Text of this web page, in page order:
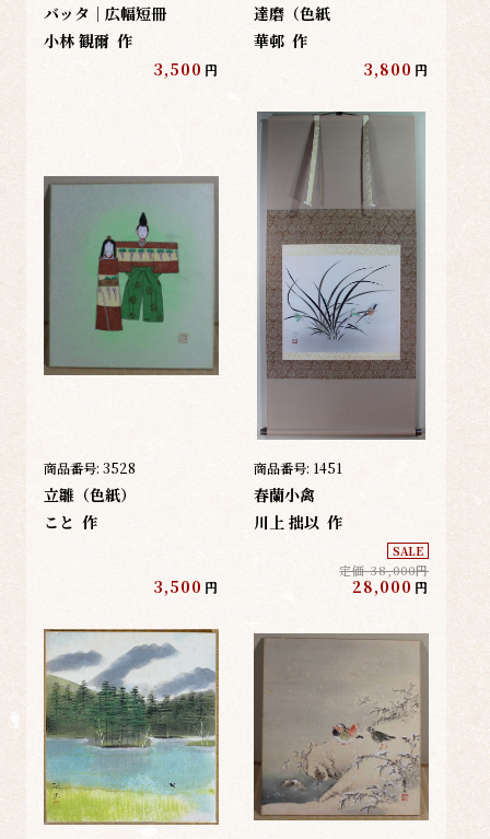
バッタ｜広幅短冊
小林 観爾 作
3,500 円
達磨（色紙
華邨 作
3,800 円
商品番号: 3528
立雛（色紙）
こと 作
3,500 円
商品番号: 1451
春蘭小禽
川上 拙以 作
SALE
定価 38,000円
28,000 円